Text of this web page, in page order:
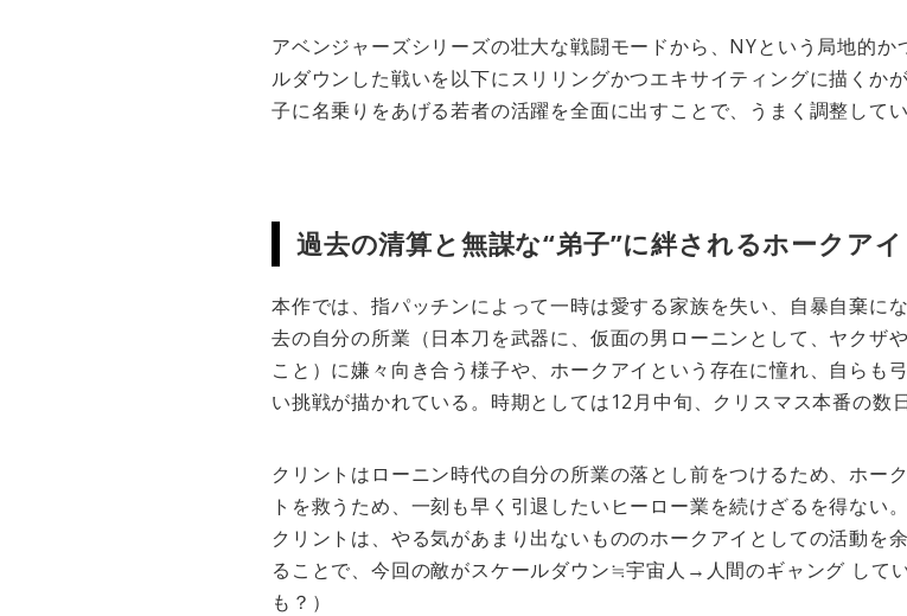
アベンジャーズシリーズの壮大な戦闘モードから、NYという局地的
ルダウンした戦いを以下にスリリングかつエキサイティングに描くか
子に名乗りをあげる若者の活躍を全面に出すことで、うまく調整して
過去の清算と無謀な“弟子”に絆されるホークアイ
本作では、指パッチンによって一時は愛する家族を失い、自暴自棄に
去の自分の所業（日本刀を武器に、仮面の男ローニンとして、ヤクザ
こと）に嫌々向き合う様子や、ホークアイという存在に憧れ、自らも
い挑戦が描かれている。時期としては12月中旬、クリスマス本番の数
クリントはローニン時代の自分の所業の落とし前をつけるため、ホー
トを救うため、一刻も早く引退したいヒーロー業を続けざるを得ない
クリントは、やる気があまり出ないもののホークアイとしての活動を
ることで、今回の敵がスケールダウン≒宇宙人→人間のギャング して
も？）